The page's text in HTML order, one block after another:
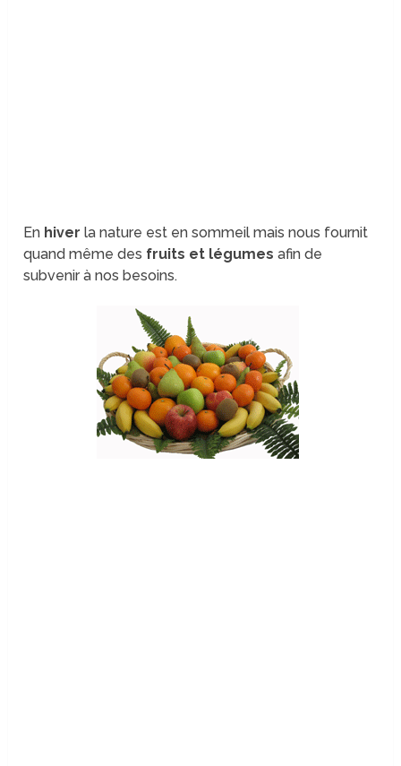
En hiver la nature est en sommeil mais nous fournit
quand même des fruits et légumes afin de
subvenir à nos besoins.